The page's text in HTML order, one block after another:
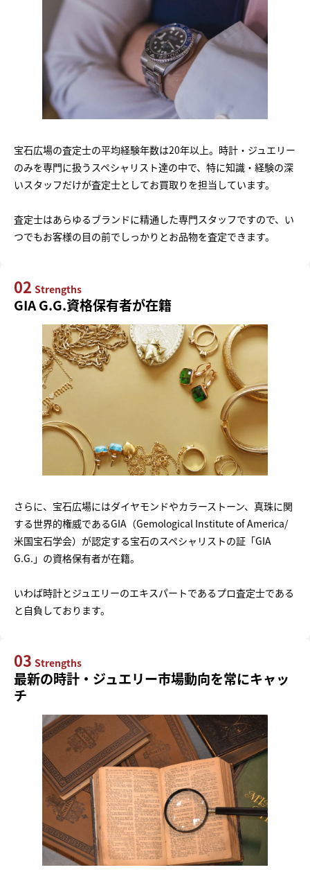
宝石広場の査定士の平均経験年数は20年以上。時計・ジュエリー
のみを専門に扱うスペシャリスト達の中で、特に知識・経験の深
いスタッフだけが査定士としてお買取りを担当しています。
査定士はあらゆるブランドに精通した専門スタッフですので、い
つでもお客様の目の前でしっかりとお品物を査定できます。
02 Strengths
GIA G.G.資格保有者が在籍
さらに、宝石広場にはダイヤモンドやカラーストーン、真珠に関
する世界的権威であるGIA（Gemological Institute of America/
米国宝石学会）が認定する宝石のスペシャリストの証「GIA
G.G.」の資格保有者が在籍。
いわば時計とジュエリーのエキスパートであるプロ査定士である
と自負しております。
03 Strengths
最新の時計・ジュエリー市場動向を常にキャッ
チ